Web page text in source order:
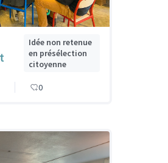
Idée non retenue
en présélection
citoyenne
0